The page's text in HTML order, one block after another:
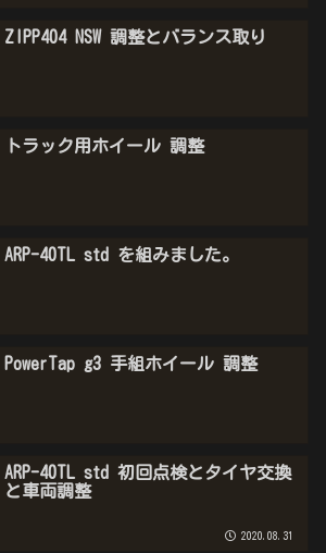
ZIPP404 NSW 調整とバランス取り
トラック用ホイール 調整
ARP-40TL std を組みました。
PowerTap g3 手組ホイール 調整
ARP-40TL std 初回点検とタイヤ交換
と車両調整
2020.08.31